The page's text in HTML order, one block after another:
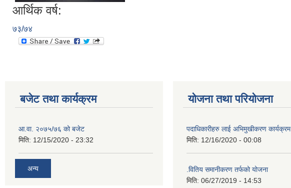
आर्थिक वर्ष:
७३/७४
बजेट तथा कार्यक्रम
आ.वा. २०७५/७६ को बजेट
मिति: 12/15/2020 - 23:32
अन्य
योजना तथा परियोजना
पदाधिकारीहरु लाई अभिमुखीकरण कार्यक्रम
मिति: 12/16/2020 - 00:08
.वितिय समानीकरण तर्फको योजना
मिति: 06/27/2019 - 14:53